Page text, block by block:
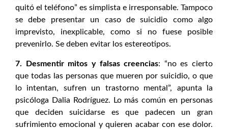
quitó el teléfono” es simplista e irresponsable. Tampoco
se debe presentar un caso de suicidio como algo
imprevisto, inexplicable, como si no fuese posible
prevenirlo. Se deben evitar los estereotipos.
7. Desmentir mitos y falsas creencias: “no es cierto
que todas las personas que mueren por suicidio, o que
lo intentan, sufren un trastorno mental”, apunta la
psicóloga Dalia Rodríguez. Lo más común en personas
que deciden suicidarse es que padecen un gran
sufrimiento emocional y quieren acabar con ese dolor.